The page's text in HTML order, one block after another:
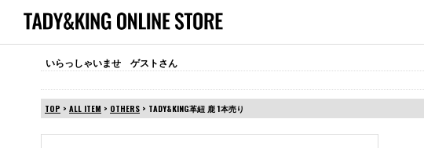
いらっしゃいませ ゲストさん
TOP > ALL ITEM > OTHERS > TADY&KING革紐 鹿 1本売り